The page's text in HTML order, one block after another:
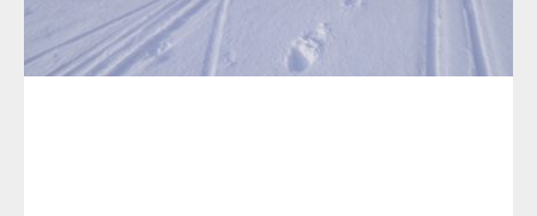
安全性